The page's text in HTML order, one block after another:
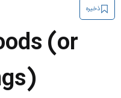
ذخیره
(or